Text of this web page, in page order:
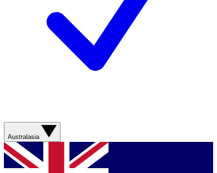
Australasia